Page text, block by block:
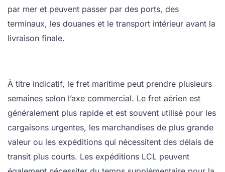
par mer et peuvent passer par des ports, des
terminaux, les douanes et le transport intérieur avant la
livraison finale.
À titre indicatif, le fret maritime peut prendre plusieurs
semaines selon l’axe commercial. Le fret aérien est
généralement plus rapide et est souvent utilisé pour les
cargaisons urgentes, les marchandises de plus grande
valeur ou les expéditions qui nécessitent des délais de
transit plus courts. Les expéditions LCL peuvent